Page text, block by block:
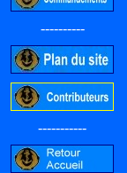
----------
-----------